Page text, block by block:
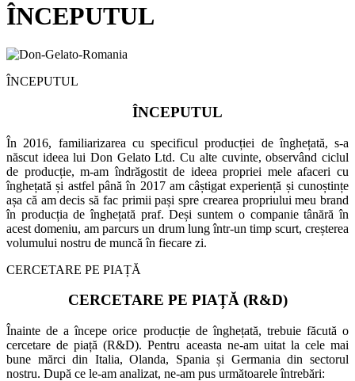
ÎNCEPUTUL
ÎNCEPUTUL
ÎNCEPUTUL
În 2016, familiarizarea cu specificul producției de înghețată, s-a
născut ideea lui Don Gelato Ltd. Cu alte cuvinte, observând ciclul
de producție, m-am îndrăgostit de ideea propriei mele afaceri cu
înghețată și astfel până în 2017 am câștigat experiență și cunoștințe
așa că am decis să fac primii pași spre crearea propriului meu brand
în producția de înghețată praf. Deși suntem o companie tânără în
acest domeniu, am parcurs un drum lung într-un timp scurt, creșterea
volumului nostru de muncă în fiecare zi.
CERCETARE PE PIAȚĂ
CERCETARE PE PIAȚĂ (R&D)
Înainte de a începe orice producție de înghețată, trebuie făcută o
cercetare de piață (R&D). Pentru aceasta ne-am uitat la cele mai
bune mărci din Italia, Olanda, Spania și Germania din sectorul
nostru. După ce le-am analizat, ne-am pus următoarele întrebări: